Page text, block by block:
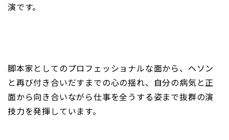
演です。
脚本家としてのプロフェッショナルな面から、ヘソン
と再び付き合いだすまでの心の揺れ、自分の病気と正
面から向き合いながら仕事を全うする姿まで抜群の演
技力を発揮しています。